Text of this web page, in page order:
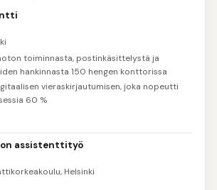
toiminnasta, postinkäsittelystä ja
hankinnasta 150 hengen konttorissa
vieraskirjautumisen, joka nopeutti
60 %
assistenttityö
Helsinki